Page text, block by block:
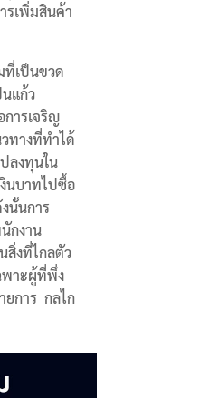
รเพิ่มสินค้า
ที่เป็นขวด
แก้ว
ารเจริญ
ทางที่ทำได้
ลงทุนใน
นบาทไปซื้อ
นั้นการ
กงาน
สิ่งที่ไกลตัว
พาะผู้ที่พึ่ง
ยการ กลไก